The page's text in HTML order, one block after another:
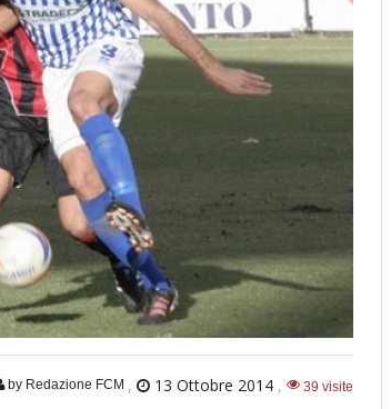
by Redazione FCM , 13 Ottobre 2014 , 39 visite